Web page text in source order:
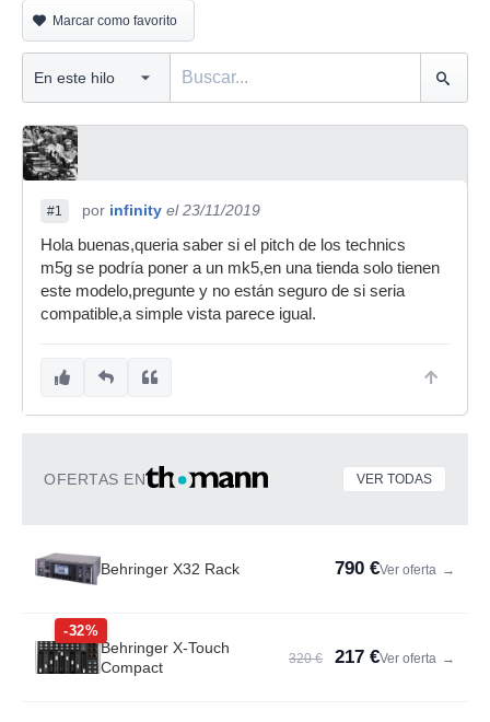
Marcar como favorito
#1 por infinity el 23/11/2019
Hola buenas,queria saber si el pitch de los technics
m5g se podría poner a un mk5,en una tienda solo tienen
este modelo,pregunte y no están seguro de si seria
compatible,a simple vista parece igual.
OFERTAS EN VER TODAS
Behringer X32 Rack 790 €Ver oferta →
-32%
Behringer X-Touch
Compact
320 € 217 €Ver oferta →